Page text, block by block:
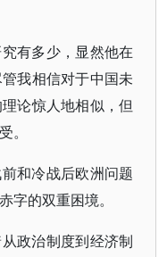
有多少，显然他在
我相信对于中国未
论惊人地相似，但
。
和冷战后欧洲问题
字的双重困境。
政治制度到经济制